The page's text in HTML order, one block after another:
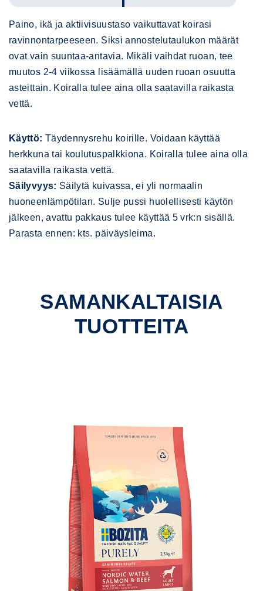
Paino, ikä ja aktiivisuustaso vaikuttavat koirasi
ravinnontarpeeseen. Siksi annostelutaulukon määrät
ovat vain suuntaa-antavia. Mikäli vaihdat ruoan, tee
muutos 2-4 viikossa lisäämällä uuden ruoan osuutta
asteittain. Koiralla tulee aina olla saatavilla raikasta
vettä.
Käyttö: Täydennysrehu koirille. Voidaan käyttää
herkkuna tai koulutuspalkkiona. Koiralla tulee aina olla
saatavilla raikasta vettä.
Säilyvyys: Säilytä kuivassa, ei yli normaalin
huoneenlämpötilan. Sulje pussi huolellisesti käytön
jälkeen, avattu pakkaus tulee käyttää 5 vrk:n sisällä.
Parasta ennen: kts. päiväysleima.
SAMANKALTAISIA
TUOTTEITA